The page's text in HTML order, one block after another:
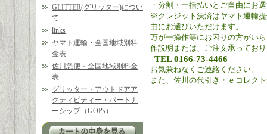
GLITTER(グリッター)につい
て
links
ヤマト運輸・全国地域別料
金表
佐川急便・全国地域別料金
表
グリッター・アウトドアア
クティビティー・パートナ
ーシップ（GOPs）
・分割・一括払いとご自由にお
※クレジット決済はヤマト運輸
由にお選びいただけます。
万が一操作等にお困りの方がい
作説明または、ご注文承ってお
TEL 0166-73-4466
お気兼ねなくご連絡ください。
また、佐川の代引き・ｅコレク